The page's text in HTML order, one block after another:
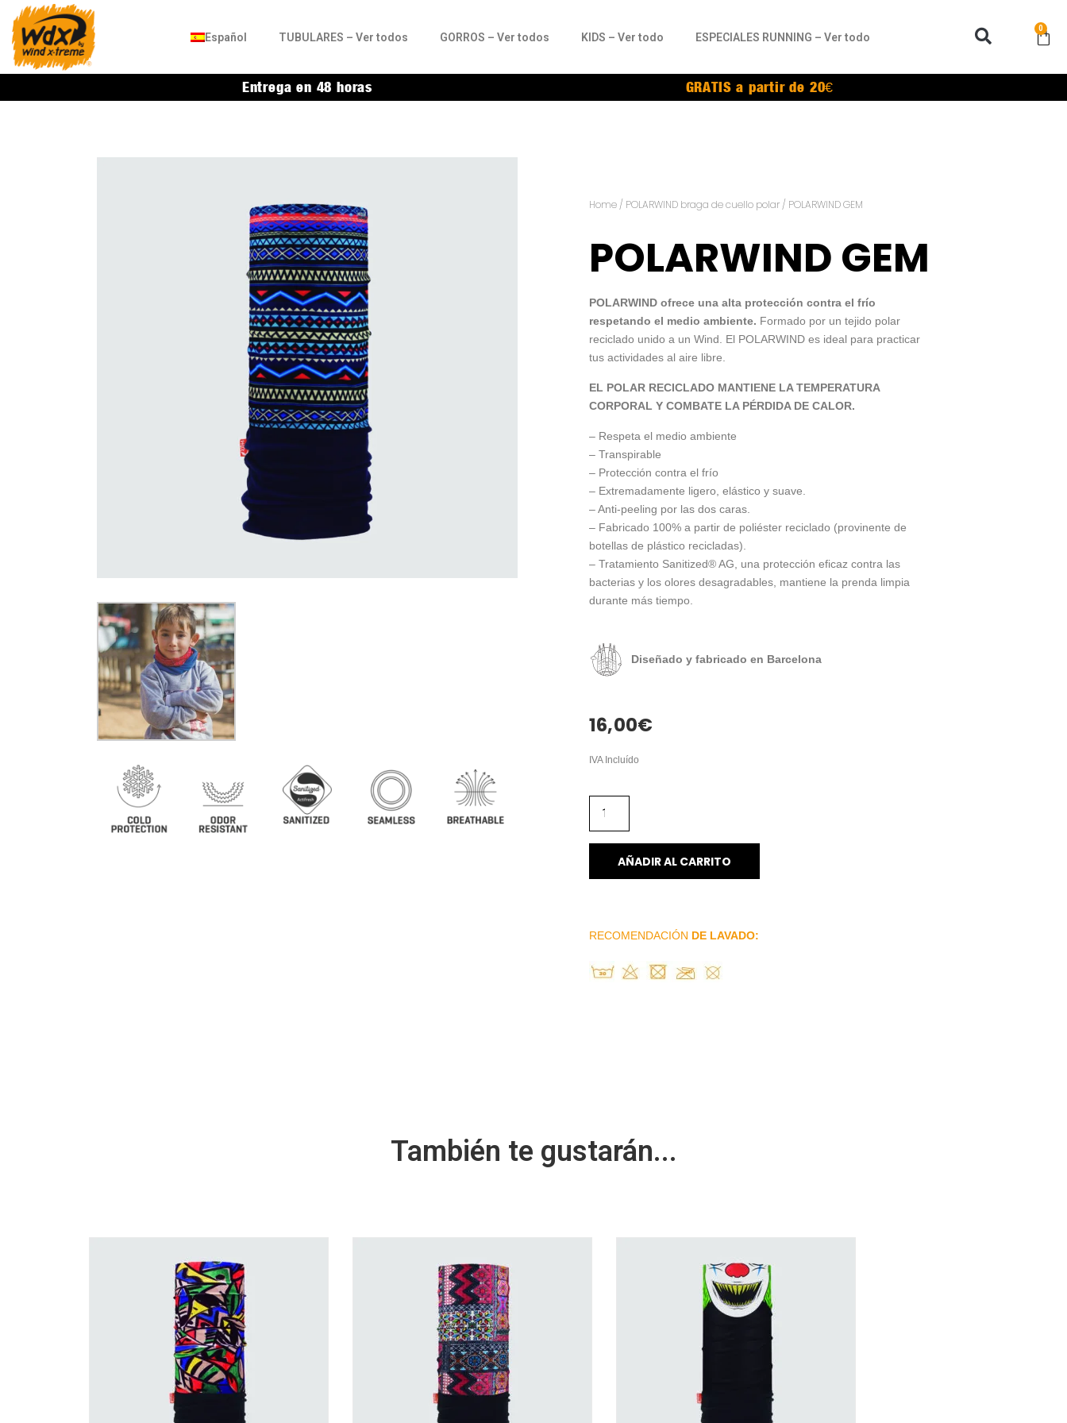
Español TUBULARES – Ver todos GORROS – Ver todos KIDS – Ver todo ESPECIALES RUNNING – Ver todo
0
Entrega en 48 horas GRATIS a partir de 20€
Home / POLARWIND braga de cuello polar / POLARWIND GEM
POLARWIND GEM
POLARWIND ofrece una alta protección contra el frío
respetando el medio ambiente. Formado por un tejido polar
reciclado unido a un Wind. El POLARWIND es ideal para practicar
tus actividades al aire libre.
EL POLAR RECICLADO MANTIENE LA TEMPERATURA
CORPORAL Y COMBATE LA PÉRDIDA DE CALOR.
– Respeta el medio ambiente
– Transpirable
– Protección contra el frío
– Extremadamente ligero, elástico y suave.
– Anti-peeling por las dos caras.
– Fabricado 100% a partir de poliéster reciclado (provinente de
botellas de plástico recicladas).
– Tratamiento Sanitized® AG, una protección eficaz contra las
bacterias y los olores desagradables, mantiene la prenda limpia
durante más tiempo.
Diseñado y fabricado en Barcelona
16,00€
IVA Incluído
AÑADIR AL CARRITO
RECOMENDACIÓN DE LAVADO:
También te gustarán...